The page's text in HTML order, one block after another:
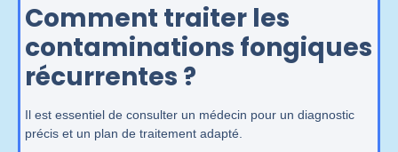
Comment traiter les
contaminations fongiques
récurrentes ?
Il est essentiel de consulter un médecin pour un diagnostic
précis et un plan de traitement adapté.